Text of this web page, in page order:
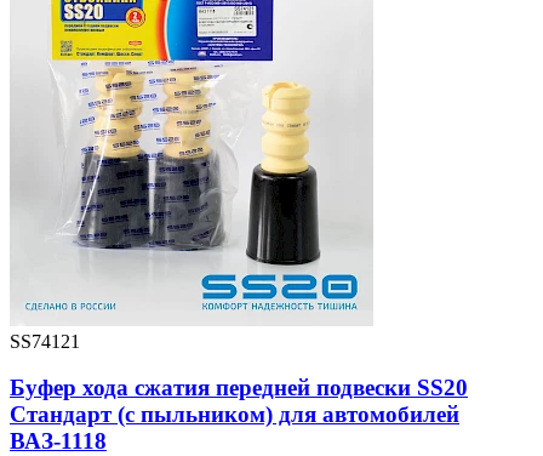
SS74121
Буфер хода сжатия передней подвески SS20
Стандарт (с пыльником) для автомобилей
ВАЗ-1118